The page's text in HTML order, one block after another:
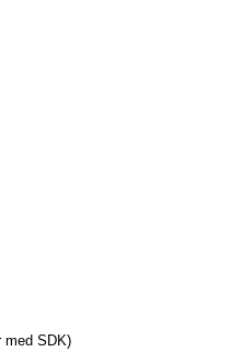
med SDK)